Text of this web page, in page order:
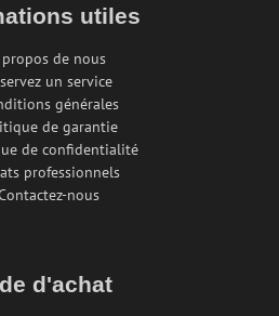
utiles
propos de nous
un service
générales
de garantie
de confidentialité
professionnels
nous
d'achat